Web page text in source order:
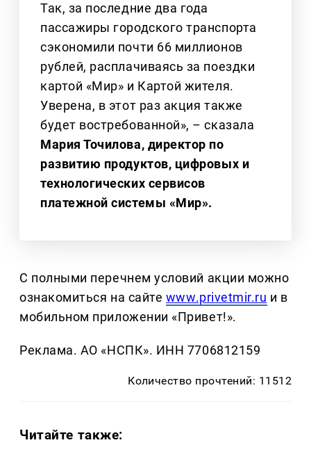
Так, за последние два года
пассажиры городского транспорта
сэкономили почти 66 миллионов
рублей, расплачиваясь за поездки
картой «Мир» и Картой жителя.
Уверена, в этот раз акция также
будет востребованной», – сказала
Мария Точилова, директор по
развитию продуктов, цифровых и
технологических сервисов
платежной системы «Мир».
С полными перечнем условий акции можно
ознакомиться на сайте www.privetmir.ru и в
мобильном приложении «Привет!».
Реклама. АО «НСПК». ИНН 7706812159
Количество прочтений: 11512
Читайте также: